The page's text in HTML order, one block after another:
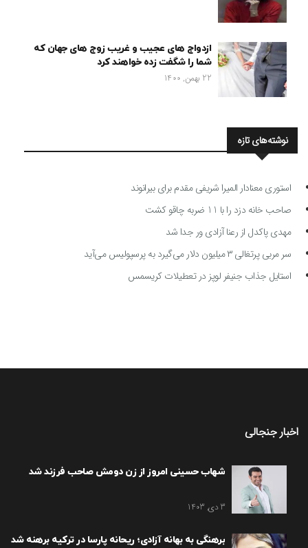
ازدواج های عجیب و غریب زوج های جهان که
شما را شگفت زده خواهند کرد
22 بهمن, 1400
نوشته‌های تازه
استوری معنادار المیرا شریفی مقدم برای بیرانوند
صاحب خانه دزد را با 11 ضربه چاقو کشت
مهدی پاکدل از رعنا آزادی ور جدا شد
سر مربی پرتغالی ۳ میلیون دلار می‌گیرد به پرسپولیس می‌آید
استایل جذاب جنیفر لوپز در تعطیلات کریسمس
اخبار جنجالی
شهاب حسینی امروز از زن دومش صاحب فرزند شد
3 دی, 1403
برهنگی به بهانه آزادی؛ ریحانه پارسا در ترکیه برهنه شد